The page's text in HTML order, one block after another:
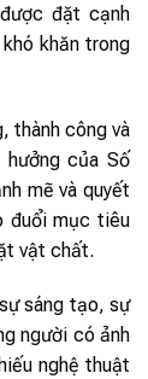
đặt cạnh
khăn trong
thành công và
của Số
mẽ và quyết
đuổi mục tiêu
vật chất.
sáng tạo, sự
người có ảnh
nghệ thuật